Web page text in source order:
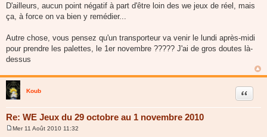
D'ailleurs, aucun point négatif à part d'être loin des we jeux de réel, mais
ça, à force on va bien y remédier...
Autre chose, vous pensez qu'un transporteur va venir le lundi après-midi
pour prendre les palettes, le 1er novembre ????? J'ai de gros doutes là-
dessus
Koub
Re: WE Jeux du 29 octobre au 1 novembre 2010
Citer
Mer 11 Août 2010 11:32